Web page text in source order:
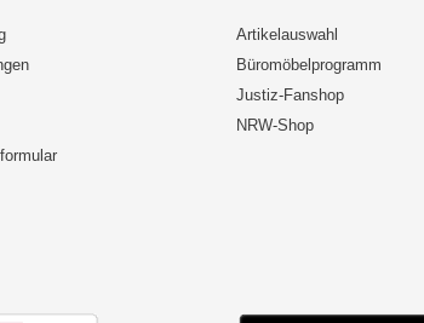
Artikelauswahl
Büromöbelprogramm
Justiz-Fanshop
NRW-Shop